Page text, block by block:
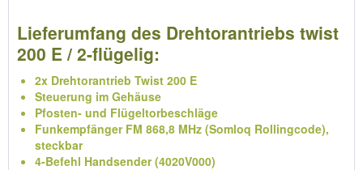
Lieferumfang des Drehtorantriebs twist
200 E / 2-flügelig:
2x Drehtorantrieb Twist 200 E
Steuerung im Gehäuse
Pfosten- und Flügeltorbeschläge
Funkempfänger FM 868,8 MHz (Somloq Rollingcode),
steckbar
4-Befehl Handsender (4020V000)